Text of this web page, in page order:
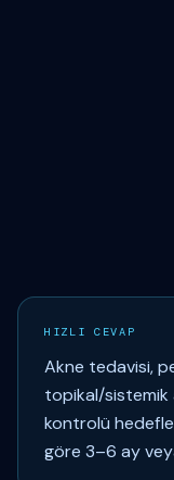
Samsun
HIZLI CEVAP
Akne tedavisi,
topikal/sistemik
kontrolü
göre 3–6 ay